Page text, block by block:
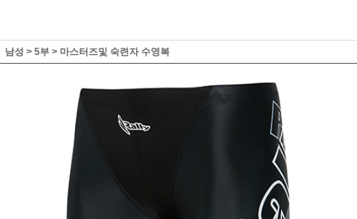
남성 > 5부 > 마스터즈및 숙련자 수영복